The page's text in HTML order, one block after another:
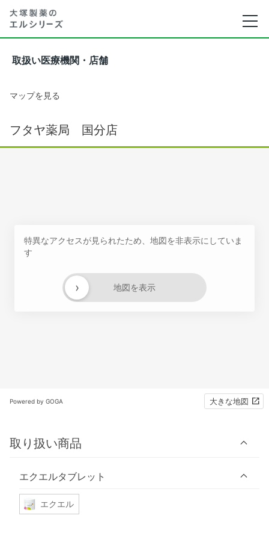
取扱い医療機関・店舗
マップを見る
フタヤ薬局 国分店
特異なアクセスが見られたため、地図を非表示にしていま
す
地図を表示
›
Powered by GOGA 大きな地図
取り扱い商品
エクエルタブレット
エクエル